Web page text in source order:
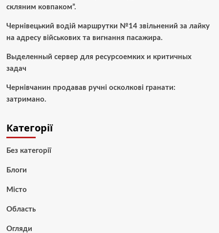
скляним ковпаком”.
Чернівецький водій маршрутки №14 звільнений за лайку
на адресу військових та вигнання пасажира.
Выделенный сервер для ресурсоемких и критичных
задач
Чернівчанин продавав ручні осколкові гранати:
затримано.
Категорії
Без категорії
Блоги
Місто
Область
Огляди